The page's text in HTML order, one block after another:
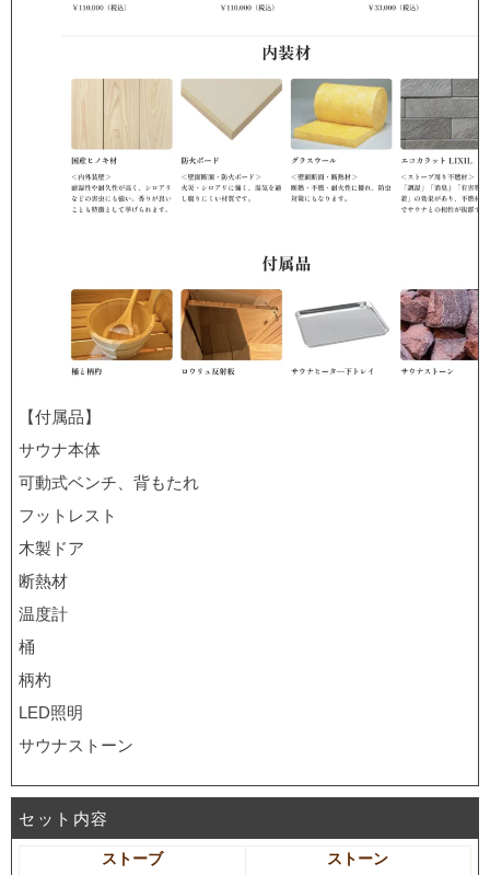
【付属品】
サウナ本体
可動式ベンチ、背もたれ
フットレスト
木製ドア
断熱材
温度計
桶
柄杓
LED照明
サウナストーン
セット内容
ストーブ
ストーン